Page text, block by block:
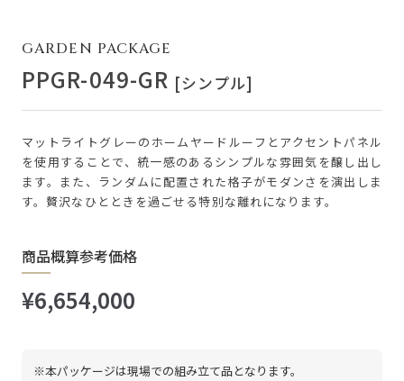
GARDEN PACKAGE
PPGR-049-GR [シンプル]
マットライトグレーのホームヤードルーフとアクセントパネル
を使用することで、統一感のあるシンプルな雰囲気を醸し出し
ます。また、ランダムに配置された格子がモダンさを演出しま
す。贅沢なひとときを過ごせる特別な離れになります。
商品概算参考価格
¥6,654,000
※本パッケージは現場での組み立て品となります。